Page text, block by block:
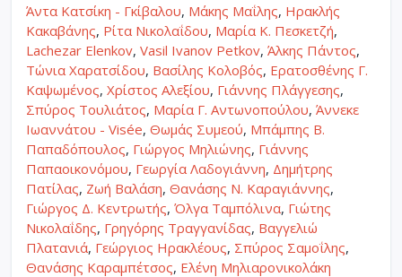
Άντα Κατσίκη - Γκίβαλου, Μάκης Μαΐλης, Ηρακλής
Κακαβάνης, Ρίτα Νικολαΐδου, Μαρία Κ. Πεσκετζή,
Lachezar Elenkov, Vasil Ivanov Petkov, Άλκης Πάντος,
Τώνια Χαρατσίδου, Βασίλης Κολοβός, Ερατοσθένης Γ.
Καψωμένος, Χρίστος Αλεξίου, Γιάννης Πλάγγεσης,
Σπύρος Τουλιάτος, Μαρία Γ. Αντωνοπούλου, Άννεκε
Ιωαννάτου - Visée, Θωμάς Συμεού, Μπάμπης Β.
Παπαδόπουλος, Γιώργος Μηλιώνης, Γιάννης
Παπαοικονόμου, Γεωργία Λαδογιάννη, Δημήτρης
Πατίλας, Ζωή Βαλάση, Θανάσης Ν. Καραγιάννης,
Γιώργος Δ. Κεντρωτής, Όλγα Ταμπόλινα, Γιώτης
Νικολαΐδης, Γρηγόρης Τραγγανίδας, Βαγγελιώ
Πλατανιά, Γεώργιος Ηρακλέους, Σπύρος Σαμοΐλης,
Θανάσης Καραμπέτσος, Ελένη Μηλιαρονικολάκη